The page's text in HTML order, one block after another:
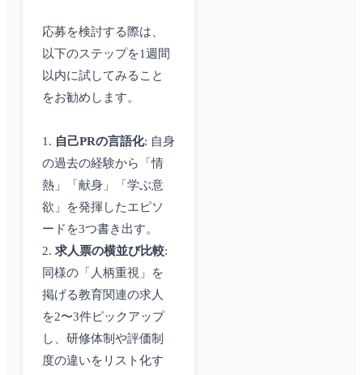
応募を検討する際は、
以下のステップを1週間
以内に試してみること
をお勧めします。
1. 自己PRの言語化: 自身
の過去の経験から「情
熱」「献身」「学ぶ意
欲」を発揮したエピソ
ードを3つ書き出す。
2. 求人票の横並び比較:
同様の「人柄重視」を
掲げる教育関連の求人
を2〜3件ピックアップ
し、研修体制や評価制
度の違いをリスト化す